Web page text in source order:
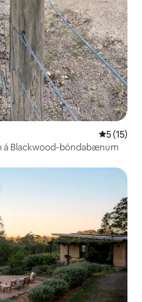
5 af 5 í
5 (15)
á Blackwood-bóndabænum